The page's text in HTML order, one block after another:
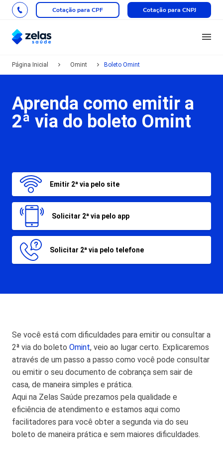
Cotação para CPF Cotação para CNPJ
Página Inicial Omint Boleto Omint
Aprenda como emitir a
2ª via do boleto Omint
Emitir 2ª via pelo site
Solicitar 2ª via pelo app
Solicitar 2ª via pelo telefone
Se você está com dificuldades para emitir ou consultar a
2ª via do boleto Omint, veio ao lugar certo. Explicaremos
através de um passo a passo como você pode consultar
ou emitir o seu documento de cobrança sem sair de
casa, de maneira simples e prática.
Aqui na Zelas Saúde prezamos pela qualidade e
eficiência de atendimento e estamos aqui como
facilitadores para você obter a segunda via do seu
boleto de maneira prática e sem maiores dificuldades.